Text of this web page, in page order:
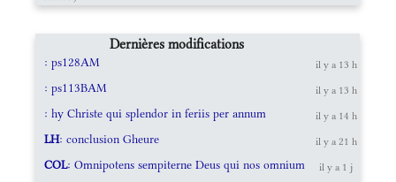
Dernières modifications
: ps128AM il y a 13 h
: ps113BAM il y a 13 h
: hy Christe qui splendor in feriis per annum il y a 14 h
LH: conclusion Gheure il y a 21 h
COL: Omnipotens sempiterne Deus qui nos omnium il y a 1 j